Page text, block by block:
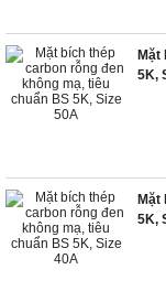
Mặt
5K,
Mặt
5K,